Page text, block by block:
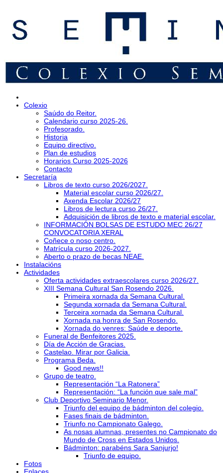
Colexio
Saúdo do Reitor.
Calendario curso 2025-26.
Profesorado.
Historia
Equipo directivo.
Plan de estudios
Horarios Curso 2025-2026
Contacto
Secretaría
Libros de texto curso 2026/2027.
Material escolar curso 2026/27.
Axenda Escolar 2026/27
Libros de lectura curso 26/27.
Adquisición de libros de texto e material escolar.
INFORMACIÓN BOLSAS DE ESTUDO MEC 26/27
CONVOCATORIA XERAL
Coñece o noso centro.
Matrícula curso 2026-2027.
Aberto o prazo de becas NEAE.
Instalacións
Actividades
Oferta actividades extraescolares curso 2026/27.
XIII Semana Cultural San Rosendo 2026.
Primeira xornada da Semana Cultural.
Segunda xornada da Semana Cultural.
Terceira xornada da Semana Cultural.
Xornada na honra de San Rosendo.
Xornada do venres: Saúde e deporte.
Funeral de Benfeitores 2025.
Día de Acción de Gracias.
Castelao. Mirar por Galicia.
Programa Beda.
Good news!!
Grupo de teatro.
Representación “La Ratonera”
Representación: “La función que sale mal”
Club Deportivo Seminario Menor.
Triunfo del equipo de bádminton del colegio.
Fases finais de bádminton.
Triunfo no Campionato Galego.
As nosas alumnas, presentes no Campionato do
Mundo de Cross en Estados Unidos.
Bádminton: parabéns Sara Sanjurjo!
Triunfo de equipo.
Fotos